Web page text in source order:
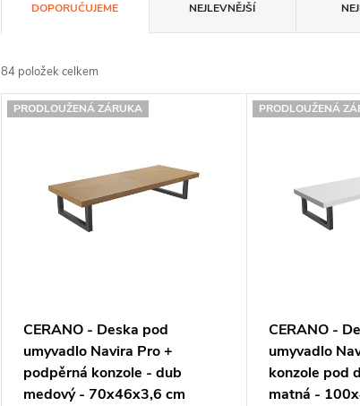
a
z
e
DOPORUČUJEME NEJLEVNĚJŠÍ
84 položek celkem
VPRODLOUŽENÁ ZÁRUKA
CERANO - Deska pod
umyvadlo Navira Pro +
podpěrná konzole - dub
medový - 70x46x3,6 cm
PRODLOUŽENÁ
CERANO -
umyvadlo
konzole pod
matná -